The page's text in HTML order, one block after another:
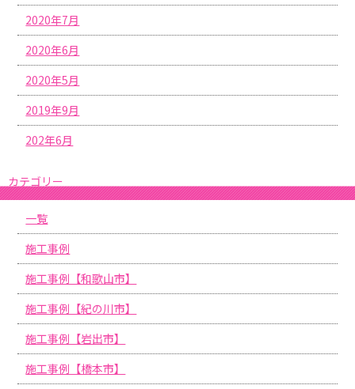
2020年7月
2020年6月
2020年5月
2019年9月
202年6月
カテゴリー
一覧
施工事例
施工事例【和歌山市】
施工事例【紀の川市】
施工事例【岩出市】
施工事例【橋本市】